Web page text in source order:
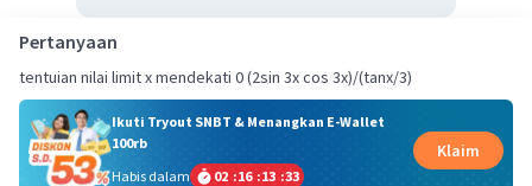
Pertanyaan
tentuian nilai limit x mendekati 0 (2sin 3x cos 3x)/(tanx/3)
Ikuti Tryout SNBT & Menangkan E-Wallet
100rb
Habis dalam
02 :16 :13 :32
Klaim